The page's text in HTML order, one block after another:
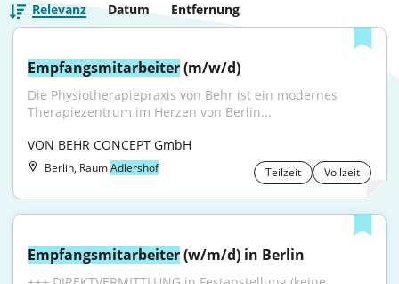
Relevanz Datum Entfernung
Empfangsmitarbeiter (m/w/d)
Die Physiotherapiepraxis von Behr ist ein modernes
Therapiezentrum im Herzen von Berlin...
VON BEHR CONCEPT GmbH
Berlin, RaumAdlershof Teilzeit Vollzeit
Empfangsmitarbeiter (w/m/d) in Berlin